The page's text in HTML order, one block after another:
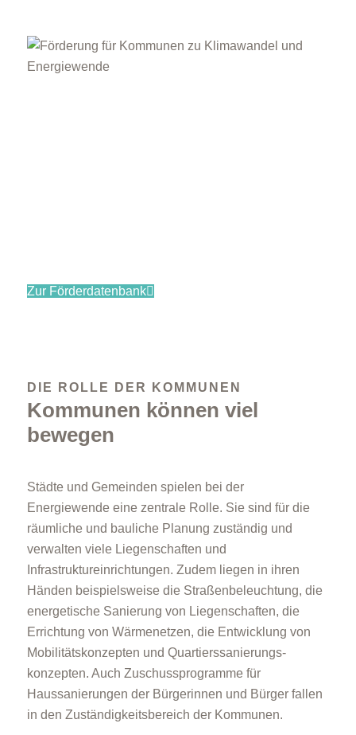
Zur Förderdatenbank
DIE ROLLE DER KOMMUNEN
Kommunen können viel
bewegen
Städte und Gemeinden spielen bei der
Energiewende eine zentrale Rolle. Sie sind für die
räumliche und bauliche Planung zuständig und
verwalten viele Liegenschaften und
Infrastruktureinrichtungen. Zudem liegen in ihren
Händen beispielsweise die Straßenbeleuchtung, die
energetische Sanierung von Liegenschaften, die
Errichtung von Wärmenetzen, die Entwicklung von
Mobilitätskonzepten und Quartiers­sanierungs­
konzepten. Auch Zuschussprogramme für
Haussanierungen der Bürgerinnen und Bürger fallen
in den Zuständigkeitsbereich der Kommunen.